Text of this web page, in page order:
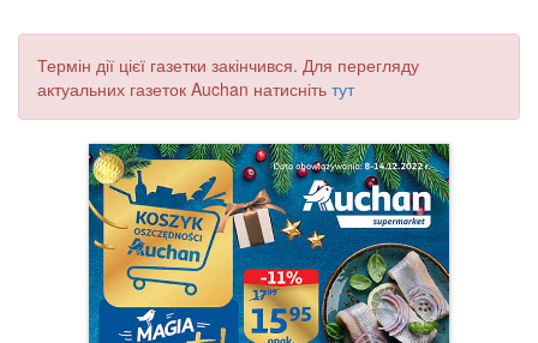
Термін дії цієї газетки закінчився. Для перегляду
актуальних газеток Auchan натисніть тут